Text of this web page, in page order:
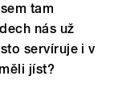
tam
nás už
servíruje i v
jíst?